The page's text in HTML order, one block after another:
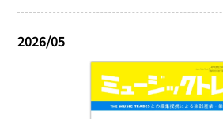
2026/05